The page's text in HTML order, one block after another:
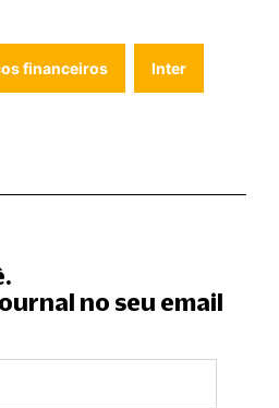
financeiros Inter
no seu email